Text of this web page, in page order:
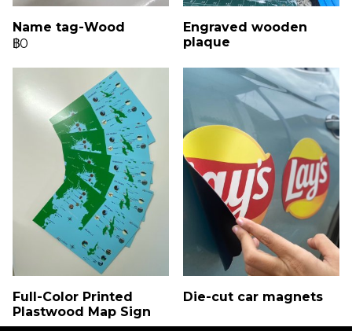
Name tag-Wood
฿0
Engraved wooden
plaque
Full-Color Printed
Plastwood Map Sign
Die-cut car magnets